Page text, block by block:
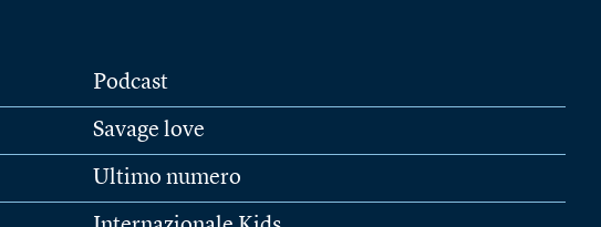
Podcast
Savage love
Ultimo numero